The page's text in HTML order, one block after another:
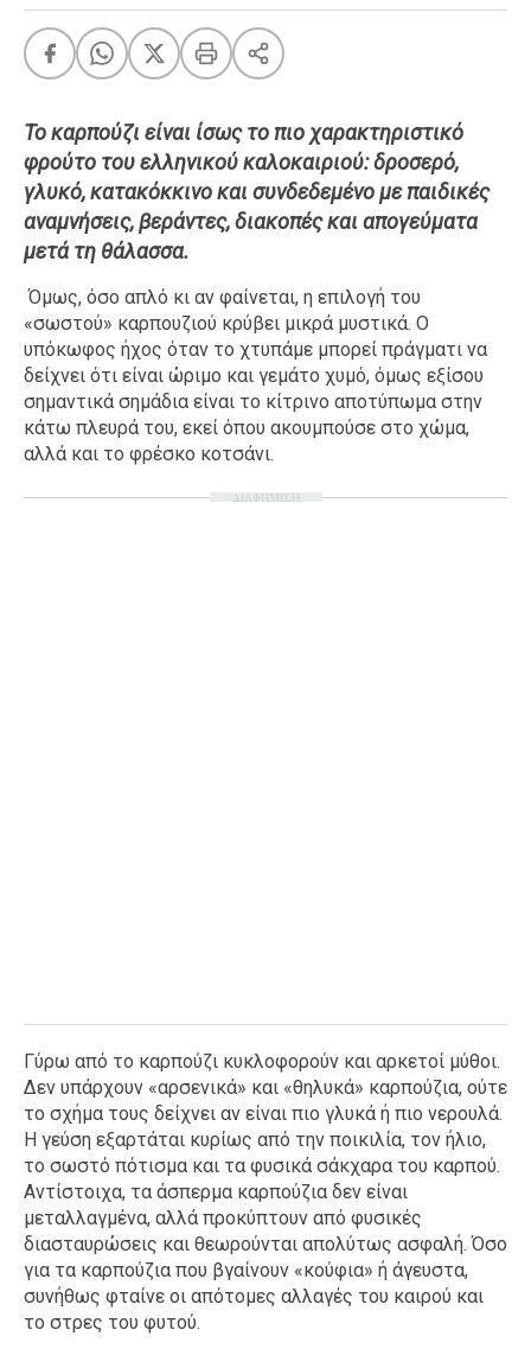
LIFE
Food
Body+Mind
Ταξίδια
Style
Σχέσεις
AGENDA
Το καρπούζι είναι ίσως το πιο χαρακτηριστικό
φρούτο του ελληνικού καλοκαιριού: δροσερό,
γλυκό, κατακόκκινο και συνδεδεμένο με παιδικές
αναμνήσεις, βεράντες, διακοπές και απογεύματα
μετά τη θάλασσα.
Όμως, όσο απλό κι αν φαίνεται, η επιλογή του
«σωστού» καρπουζιού κρύβει μικρά μυστικά. Ο
υπόκωφος ήχος όταν το χτυπάμε μπορεί πράγματι να
δείχνει ότι είναι ώριμο και γεμάτο χυμό, όμως εξίσου
σημαντικά σημάδια είναι το κίτρινο αποτύπωμα στην
κάτω πλευρά του, εκεί όπου ακουμπούσε στο χώμα,
αλλά και το φρέσκο κοτσάνι.
ΔΙΑΦΗΜΙΣΗ
Γύρω από το καρπούζι κυκλοφορούν και αρκετοί μύθοι.
Δεν υπάρχουν «αρσενικά» και «θηλυκά» καρπούζια, ούτε
το σχήμα τους δείχνει αν είναι πιο γλυκά ή πιο νερουλά.
Η γεύση εξαρτάται κυρίως από την ποικιλία, τον ήλιο,
το σωστό πότισμα και τα φυσικά σάκχαρα του καρπού.
Αντίστοιχα, τα άσπερμα καρπούζια δεν είναι
μεταλλαγμένα, αλλά προκύπτουν από φυσικές
διασταυρώσεις και θεωρούνται απολύτως ασφαλή. Όσο
για τα καρπούζια που βγαίνουν «κούφια» ή άγευστα,
συνήθως φταίνε οι απότομες αλλαγές του καιρού και
το στρες του φυτού.